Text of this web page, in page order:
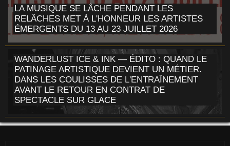
LA MUSIQUE SE LÂCHE PENDANT LES
RELÂCHES MET À L'HONNEUR LES ARTISTES
ÉMERGENTS DU 13 AU 23 JUILLET 2026
WANDERLUST ICE & INK — ÉDITO : QUAND LE
PATINAGE ARTISTIQUE DEVIENT UN MÉTIER.
DANS LES COULISSES DE L'ENTRAÎNEMENT
AVANT LE RETOUR EN CONTRAT DE
SPECTACLE SUR GLACE